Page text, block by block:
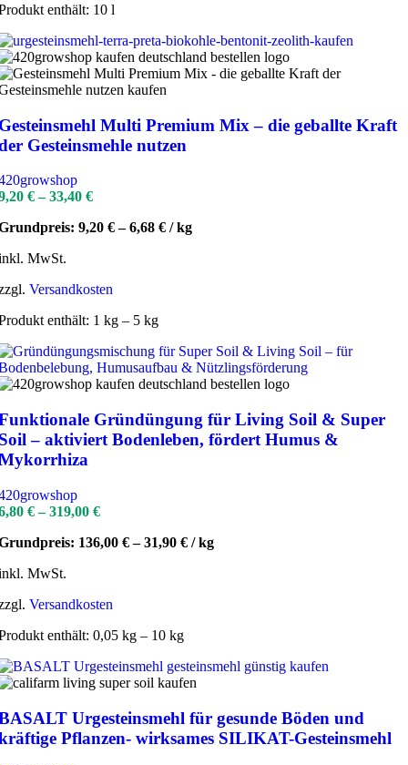
enthält: 10 l
Multi Premium Mix – die geballte Kraft
Gesteinsmehle nutzen
€–33,40 €
9,20 €–6,68 € /kg
MwSt.
Versandkosten
enthält: 1 kg – 5 kg
Gründüngung für Living Soil & Super
– aktiviert Bodenleben, fördert Humus &
€–319,00 €
136,00 €–31,90 € /kg
MwSt.
Versandkosten
enthält: 0,05 kg – 10 kg
Urgesteinsmehl für gesunde Böden und
Pflanzen- wirksames SILIKAT-Gesteinsmehl